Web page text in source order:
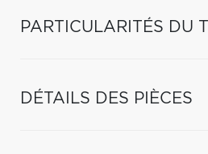
PARTICULARITÉS DU
DÉTAILS DES PIÈCES